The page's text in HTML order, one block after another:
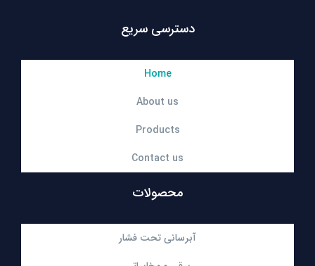
دسترسی سریع
Home
About us
Products
Contact us
محصولات
آبرسانی تحت فشار